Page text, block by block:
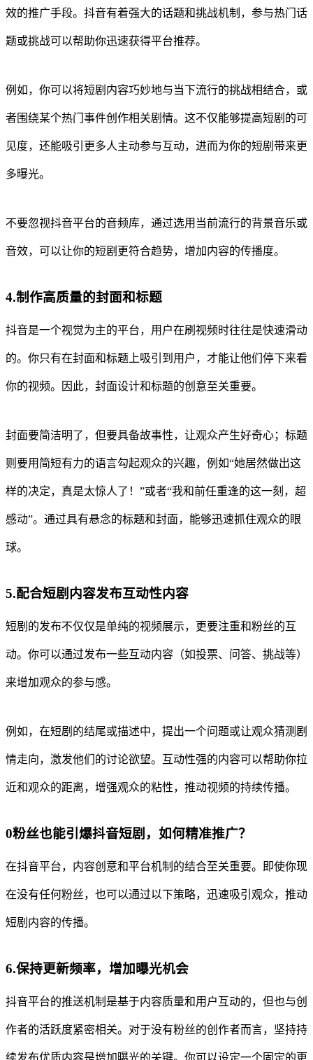
效的推广手段。抖音有着强大的话题和挑战机制，参与热门话
题或挑战可以帮助你迅速获得平台推荐。
例如，你可以将短剧内容巧妙地与当下流行的挑战相结合，或
者围绕某个热门事件创作相关剧情。这不仅能够提高短剧的可
见度，还能吸引更多人主动参与互动，进而为你的短剧带来更
多曝光。
不要忽视抖音平台的音频库，通过选用当前流行的背景音乐或
音效，可以让你的短剧更符合趋势，增加内容的传播度。
4.制作高质量的封面和标题
抖音是一个视觉为主的平台，用户在刷视频时往往是快速滑动
的。你只有在封面和标题上吸引到用户，才能让他们停下来看
你的视频。因此，封面设计和标题的创意至关重要。
封面要简洁明了，但要具备故事性，让观众产生好奇心；标题
则要用简短有力的语言勾起观众的兴趣，例如“她居然做出这
样的决定，真是太惊人了！”或者“我和前任重逢的这一刻，超
感动”。通过具有悬念的标题和封面，能够迅速抓住观众的眼
球。
5.配合短剧内容发布互动性内容
短剧的发布不仅仅是单纯的视频展示，更要注重和粉丝的互
动。你可以通过发布一些互动内容（如投票、问答、挑战等）
来增加观众的参与感。
例如，在短剧的结尾或描述中，提出一个问题或让观众猜测剧
情走向，激发他们的讨论欲望。互动性强的内容可以帮助你拉
近和观众的距离，增强观众的粘性，推动视频的持续传播。
0粉丝也能引爆抖音短剧，如何精准推广？
在抖音平台，内容创意和平台机制的结合至关重要。即使你现
在没有任何粉丝，也可以通过以下策略，迅速吸引观众，推动
短剧内容的传播。
6.保持更新频率，增加曝光机会
抖音平台的推送机制是基于内容质量和用户互动的，但也与创
作者的活跃度紧密相关。对于没有粉丝的创作者而言，坚持持
续发布优质内容是增加曝光的关键。你可以设定一个固定的更